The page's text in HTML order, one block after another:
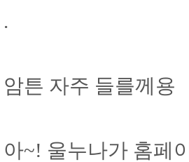
.
암튼 자주 들를께용
아~! 울누나가 홈페